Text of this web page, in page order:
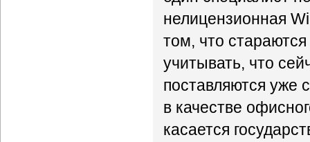
нелицензионная
том, что
учитывать, что
поставляются уже
в качестве
касается